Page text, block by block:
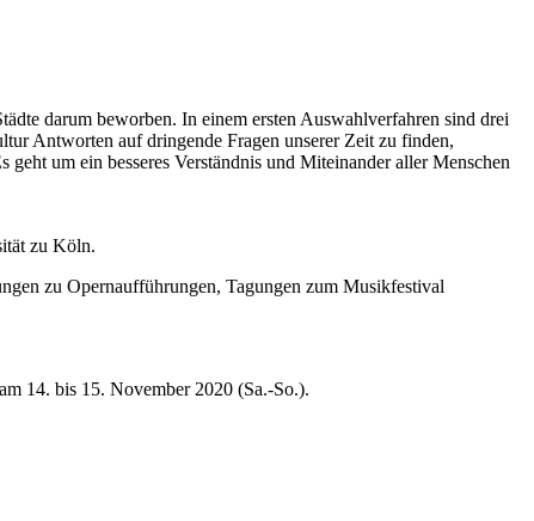
darum beworben. In einem ersten Auswahlverfahren sind drei
Antworten auf dringende Fragen unserer Zeit zu finden,
um ein besseres Verständnis und Miteinander aller Menschen
zu Köln.
zu Opernaufführungen, Tagungen zum Musikfestival
am 14. bis 15. November 2020 (Sa.-So.).